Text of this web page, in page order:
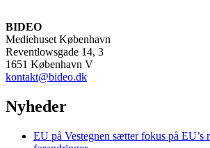
BIDEO
Mediehuset København
Reventlowsgade 14, 3
1651 København V
kontakt@bideo.dk
Nyheder
EU på Vestegnen sætter fokus på EU’s